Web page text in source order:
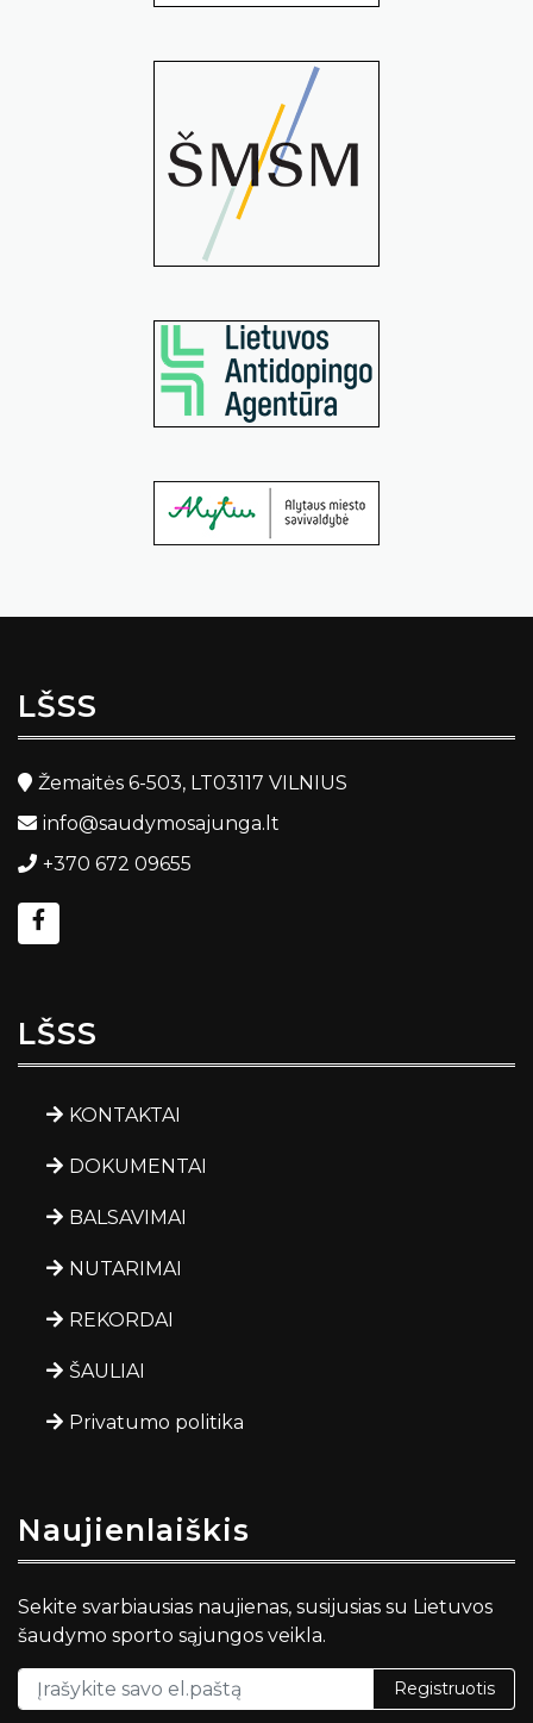
LŠSS
Žemaitės 6-503, LT03117 VILNIUS
info@saudymosajunga.lt
+370 672 09655
LŠSS
KONTAKTAI
DOKUMENTAI
BALSAVIMAI
NUTARIMAI
REKORDAI
ŠAULIAI
Privatumo politika
Naujienlaiškis
Sekite svarbiausias naujienas, susijusias su Lietuvos
šaudymo sporto sąjungos veikla.
Registruotis